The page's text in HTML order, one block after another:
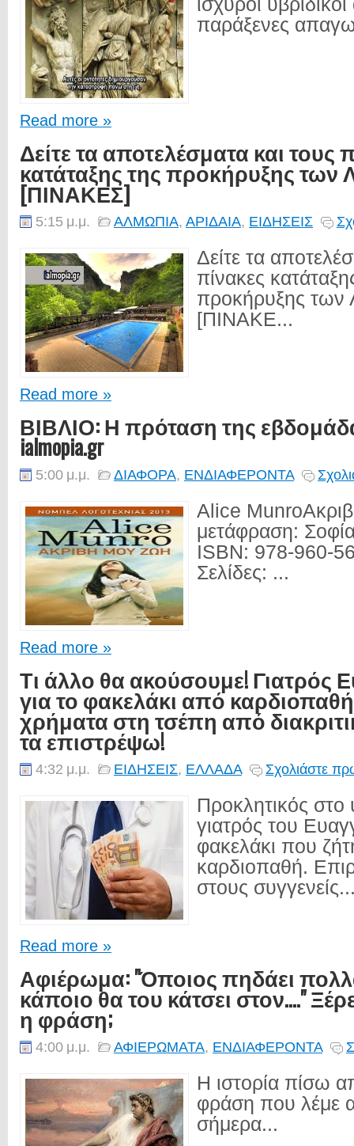
ισχυροί
παράξενες
Read more »
Δείτε τα αποτελέσματα και τους
κατάταξης της προκήρυξης
[ΠΙΝΑΚΕΣ]
5:15 μ.μ. ΑΛΜΩΠΙΑ, ΑΡΙΔΑΙΑ, ΕΙΔΗΣΕΙΣ
Δείτε τα
πίνακες
προκήρυξης των
[ΠΙΝΑΚΕ...
Read more »
ΒΙΒΛΙΟ: Η πρόταση της
ialmopia.gr
5:00 μ.μ. ΔΙΑΦΟΡΑ, ΕΝΔΙΑΦΕΡΟΝΤΑ
Alice
μετάφραση:
ISBN: 978-960-
Σελίδες: ...
Read more »
Τι άλλο θα ακούσουμε! Γιατρός
για το φακελάκι από
χρήματα στη τσέπη από
τα επιστρέψω!
4:32 μ.μ. ΕΙΔΗΣΕΙΣ, ΕΛΛΑΔΑ Σχολιάστε
Προκλητικός
γιατρός του
φακελάκι που
καρδιοπαθή.
στους
Read more »
Αφιέρωμα: "Όποιος πηδάει
κάποιο θα του κάτσει στον…."
η φράση;
4:00 μ.μ. ΑΦΙΕΡΩΜΑΤΑ, ΕΝΔΙΑΦΕΡΟΝΤΑ
Η ιστορία πίσω
φράση που λέμε
σήμερα...